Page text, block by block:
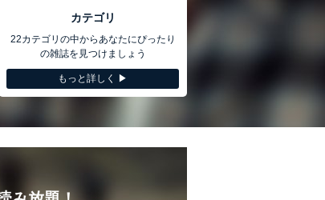
カテゴリ
22カテゴリの中からあなたにぴったり
の雑誌を見つけましょう
もっと詳しく ▶︎